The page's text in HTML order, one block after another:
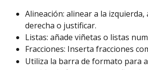
Alineación: alinear a la izquierda,
derecha o justificar.
Listas: añade viñetas o listas
Fracciones: Inserta fracciones
Utiliza la barra de formato para